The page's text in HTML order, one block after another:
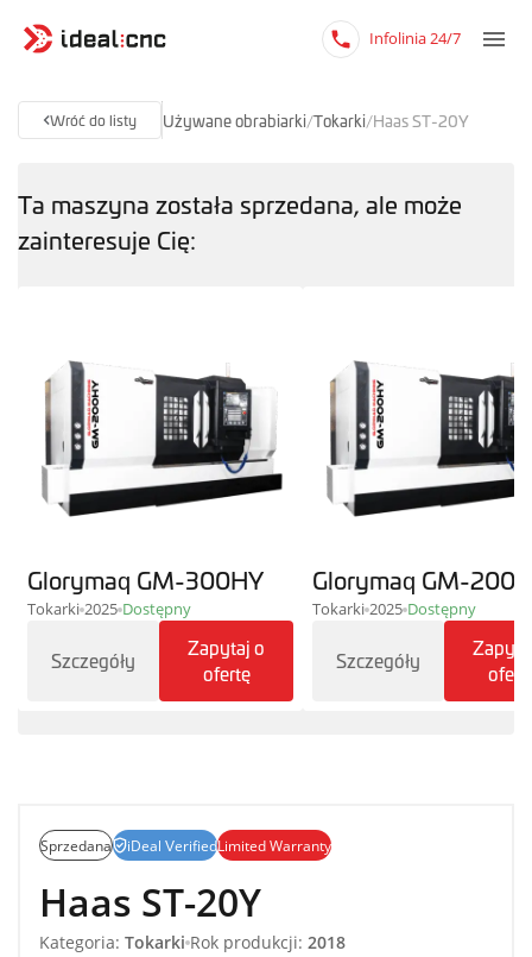
Infolinia 24/7
Wróć do listy Używane obrabiarki/Tokarki/Haas ST-20Y
Ta maszyna została sprzedana, ale może
zainteresuje Cię:
Glorymaq GM-300HY
Tokarki 2025 Dostępny
Szczegóły
Zapytaj o
ofertę
Glorymaq GM-
Tokarki 2025 Dostępny
Szczegóły
Sprzedana iDeal VerifiedLimited Warranty
Haas ST-20Y
Kategoria: Tokarki Rok produkcji: 2018